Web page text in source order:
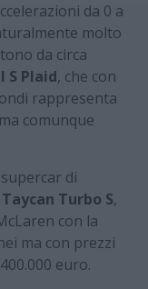
da 0 a
molto
da circa
S Plaid, che con
rappresenta
comunque
di
Taycan Turbo S,
con la
ma con prezzi
euro.